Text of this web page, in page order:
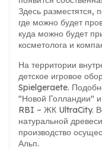
Здесь разместятся,
где можно будет
куда можно будет
косметолога и
На территории
детское игровое
Spielgeraete.
"Новой Голландии"
RBI – ЖК UltraCity.
натуральной
производство
Альп.